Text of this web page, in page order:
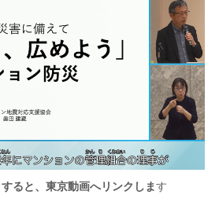
ると、東京動画へリンクします